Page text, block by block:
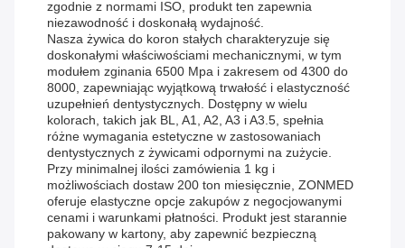
zgodnie z normami ISO, produkt ten zapewnia
niezawodność i doskonałą wydajność.
Nasza żywica do koron stałych charakteryzuje się
doskonałymi właściwościami mechanicznymi, w tym
modułem zginania 6500 Mpa i zakresem od 4300 do
8000, zapewniając wyjątkową trwałość i elastyczność
uzupełnień dentystycznych. Dostępny w wielu
kolorach, takich jak BL, A1, A2, A3 i A3.5, spełnia
różne wymagania estetyczne w zastosowaniach
dentystycznych z żywicami odpornymi na zużycie.
Przy minimalnej ilości zamówienia 1 kg i
możliwościach dostaw 200 ton miesięcznie, ZONMED
oferuje elastyczne opcje zakupów z negocjowanymi
cenami i warunkami płatności. Produkt jest starannie
pakowany w kartony, aby zapewnić bezpieczną